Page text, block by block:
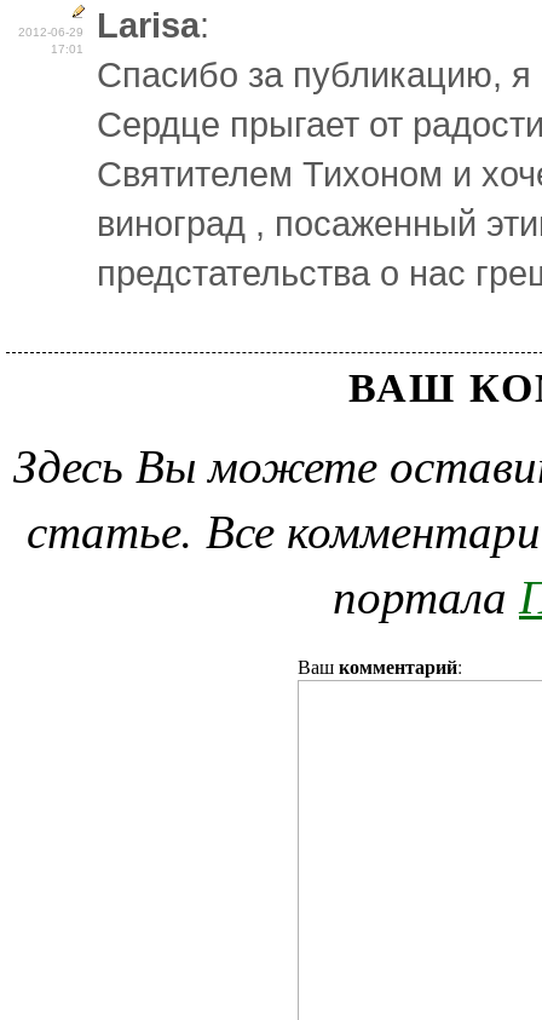
2012-06-29
17:01
Larisa:
Спасибо за публикацию,
Сердце прыгает от
Святителем Тихоном и
виноград , посаженный
предстательства о нас
ВАШ
Здесь Вы можете
статье. Все
портала
Вашкомментарий: